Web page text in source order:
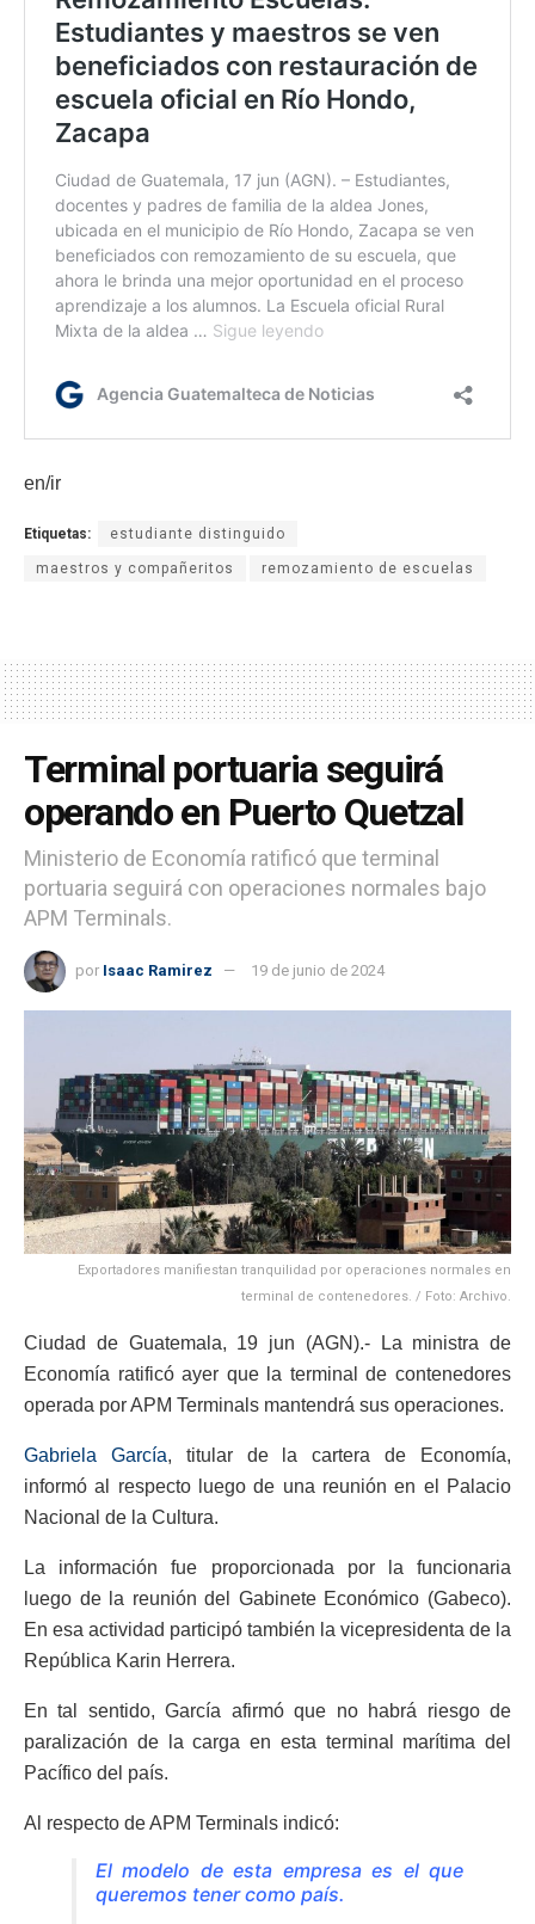
en/ir
Etiquetas: estudiante distinguido
maestros y compañeritos remozamiento de escuelas
Terminal portuaria seguirá
operando en Puerto Quetzal
Ministerio de Economía ratificó que terminal
portuaria seguirá con operaciones normales bajo
APM Terminals.
por Isaac Ramirez 19 de junio de 2024
Exportadores manifiestan tranquilidad por operaciones normales en
terminal de contenedores. / Foto: Archivo.
Ciudad de Guatemala, 19 jun (AGN).- La ministra de
Economía ratificó ayer que la terminal de contenedores
operada por APM Terminals mantendrá sus operaciones.
Gabriela García, titular de la cartera de Economía,
informó al respecto luego de una reunión en el Palacio
Nacional de la Cultura.
La información fue proporcionada por la funcionaria
luego de la reunión del Gabinete Económico (Gabeco).
En esa actividad participó también la vicepresidenta de la
República Karin Herrera.
En tal sentido, García afirmó que no habrá riesgo de
paralización de la carga en esta terminal marítima del
Pacífico del país.
Al respecto de APM Terminals indicó:
El modelo de esta empresa es el que
queremos tener como país.